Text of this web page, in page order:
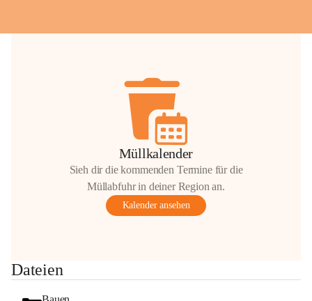
anrainer-service@omv.com
Bei Fragen, Anliegen oder Beschwerden.
Die OMV wird im Zuge von
Müllkalender
Sieh dir die kommenden Termine für die
Müllabfuhr in deiner Region an.
Kalender ansehen
Dateien